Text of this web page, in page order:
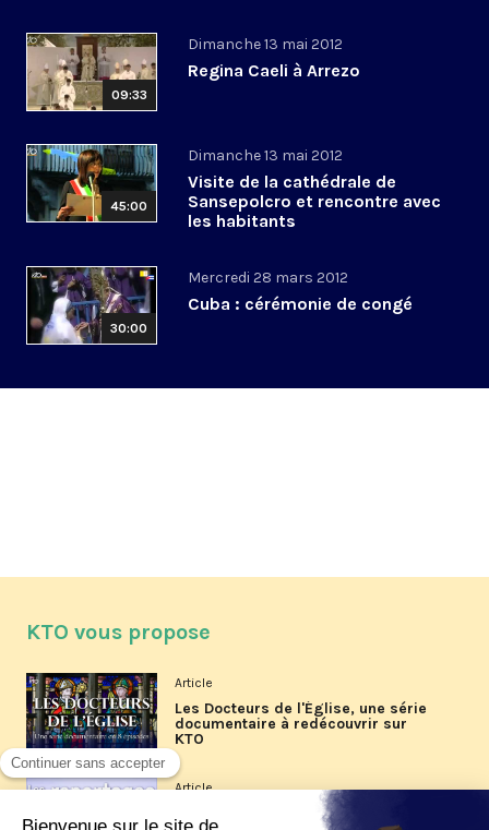
09:33
Dimanche 13 mai 2012
Regina Caeli à Arrezo
45:00
Dimanche 13 mai 2012
Visite de la cathédrale de
Sansepolcro et rencontre avec
les habitants
30:00
Mercredi 28 mars 2012
Cuba : cérémonie de congé
KTO vous propose
Article
Les Docteurs de l'Église, une série
documentaire à redécouvrir sur
KTO
Article
Les reportages d'été 2026 de KTO